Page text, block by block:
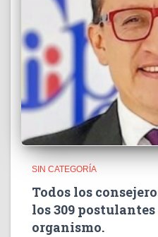
SIN CATEGORÍA
Todos los
los 309
organismo.